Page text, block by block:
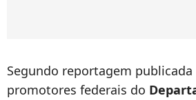
Segundo reportagem publicada
promotores federais do